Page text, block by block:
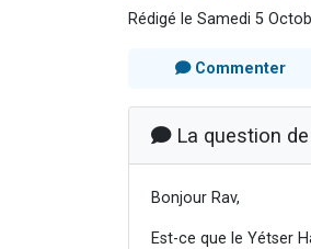
Rédigé le Samedi 5
Commenter
La question
Bonjour Rav,
Est-ce que le Yétser